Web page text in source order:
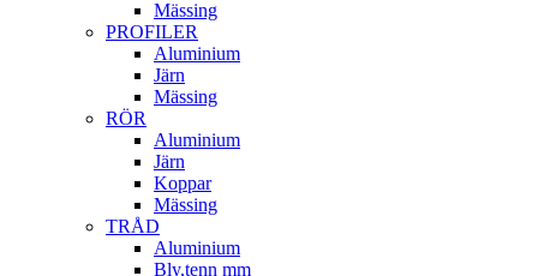
Mässing
PROFILER
Aluminium
Järn
Mässing
RÖR
Aluminium
Järn
Koppar
Mässing
TRÅD
Aluminium
Bly,tenn mm